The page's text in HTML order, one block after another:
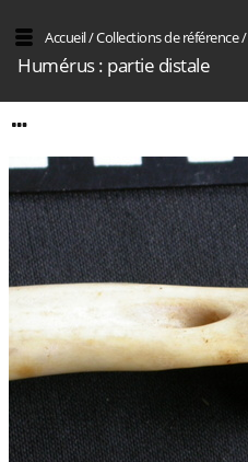
Accueil/Collections de référence/
Humérus : partie distale